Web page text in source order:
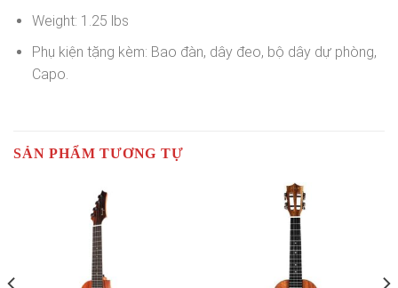
Weight: 1.25 lbs
Phụ kiện tặng kèm: Bao đàn, dây đeo, bộ dây dự phòng,
Capo.
SẢN PHẨM TƯƠNG TỰ